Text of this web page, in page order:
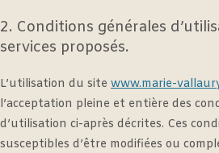
2. Conditions générales
services proposés.
L’utilisation du site www.marie-
l’acceptation pleine et entière des
d’utilisation ci-après décrites. Ces
susceptibles d’être modifiées ou